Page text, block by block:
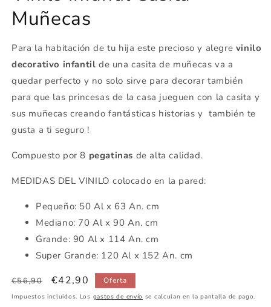
Muñecas
Para la habitación de tu hija este precioso y alegre vinilo
decorativo infantil de una casita de muñecas va a
quedar perfecto y no solo sirve para decorar también
para que las princesas de la casa jueguen con la casita y
sus muñecas creando fantásticas historias y también te
gusta a ti seguro !
Compuesto por 8 pegatinas de alta calidad.
MEDIDAS DEL VINILO colocado en la pared:
Pequeño: 50 Al x 63 An. cm
Mediano: 70 Al x 90 An. cm
Grande: 90 Al x 114 An. cm
Super Grande: 120 Al x 152 An. cm
Precio
habitual
€56,90
Precio
de
€42,90 Oferta
Impuestos incluidos. Los gastos de envío se calculan en la pantalla de pago.